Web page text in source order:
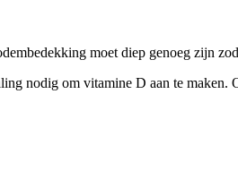
moet diep genoeg zijn
nodig om vitamine D aan te